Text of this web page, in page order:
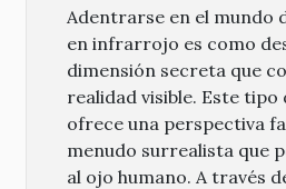
Adentrarse en el mundo
en infrarrojo es como
dimensión secreta que
realidad visible. Este
ofrece una perspectiva
menudo surrealista que
al ojo humano. A través